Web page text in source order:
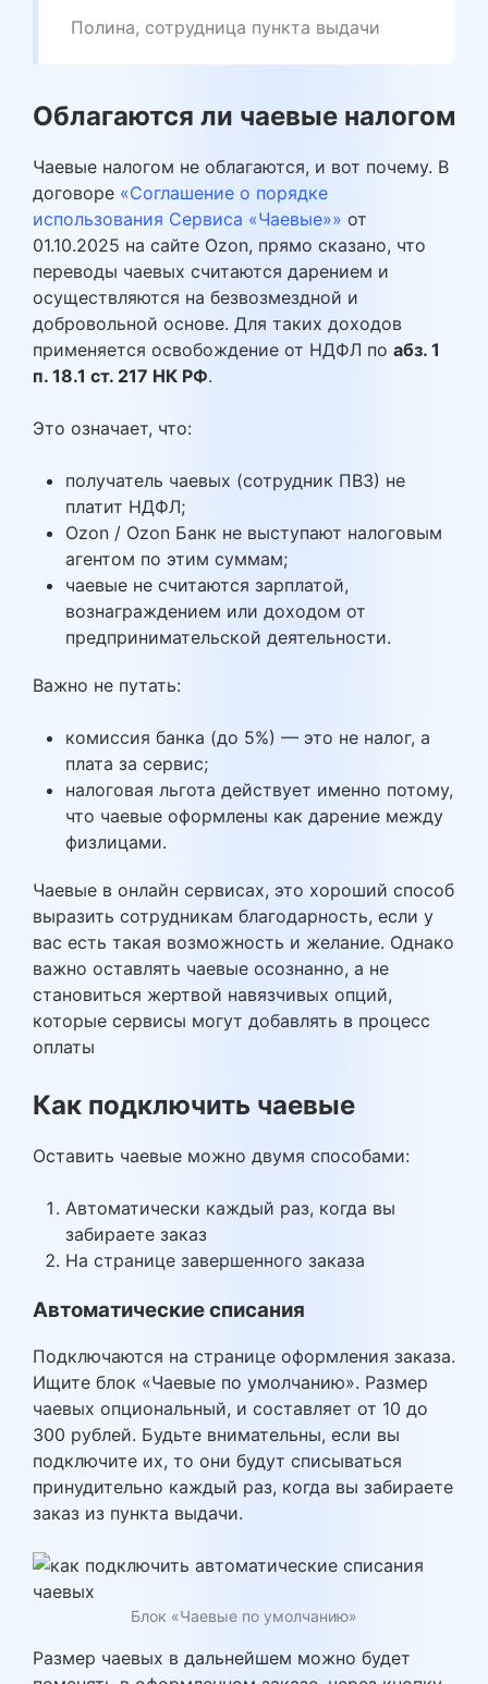
Полина, сотрудница пункта выдачи
Облагаются ли чаевые налогом
Чаевые налогом не облагаются, и вот почему. В
договоре «Соглашение о порядке
использования Сервиса «Чаевые»» от
01.10.2025 на сайте Ozon, прямо сказано, что
переводы чаевых считаются дарением и
осуществляются на безвозмездной и
добровольной основе. Для таких доходов
применяется освобождение от НДФЛ по абз. 1
п. 18.1 ст. 217 НК РФ.
Это означает, что:
получатель чаевых (сотрудник ПВЗ) не
платит НДФЛ;
Ozon / Ozon Банк не выступают налоговым
агентом по этим суммам;
чаевые не считаются зарплатой,
вознаграждением или доходом от
предпринимательской деятельности.
Важно не путать:
комиссия банка (до 5%) — это не налог, а
плата за сервис;
налоговая льгота действует именно потому,
что чаевые оформлены как дарение между
физлицами.
Чаевые в онлайн сервисах, это хороший способ
выразить сотрудникам благодарность, если у
вас есть такая возможность и желание. Однако
важно оставлять чаевые осознанно, а не
становиться жертвой навязчивых опций,
которые сервисы могут добавлять в процесс
оплаты
Как подключить чаевые
Оставить чаевые можно двумя способами:
Автоматически каждый раз, когда вы
забираете заказ
На странице завершенного заказа
Автоматические списания
Подключаются на странице оформления заказа.
Ищите блок «Чаевые по умолчанию». Размер
чаевых опциональный, и составляет от 10 до
300 рублей. Будьте внимательны, если вы
подключите их, то они будут списываться
принудительно каждый раз, когда вы забираете
заказ из пункта выдачи.
Блок «Чаевые по умолчанию»
Размер чаевых в дальнейшем можно будет